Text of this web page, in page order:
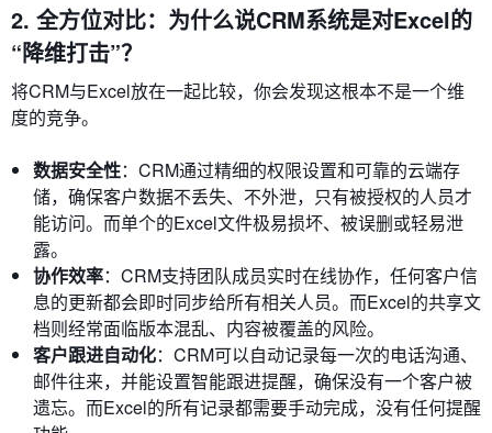
2. 全方位对比：为什么说CRM系统是对Excel的
“降维打击”？
将CRM与Excel放在一起比较，你会发现这根本不是一个维
度的竞争。
数据安全性：CRM通过精细的权限设置和可靠的云端存
储，确保客户数据不丢失、不外泄，只有被授权的人员才
能访问。而单个的Excel文件极易损坏、被误删或轻易泄
露。
协作效率：CRM支持团队成员实时在线协作，任何客户信
息的更新都会即时同步给所有相关人员。而Excel的共享文
档则经常面临版本混乱、内容被覆盖的风险。
客户跟进自动化：CRM可以自动记录每一次的电话沟通、
邮件往来，并能设置智能跟进提醒，确保没有一个客户被
遗忘。而Excel的所有记录都需要手动完成，没有任何提醒